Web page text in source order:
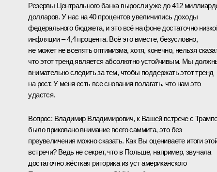
Резервы Центрального банка выросли уже до 412
долларов. У нас на 40 процентов увеличились доходы
федерального бюджета, и это всё на фоне достаточно
инфляции – 4,4 процента. Всё это вместе, безусловно,
не может не вселять оптимизма, хотя, конечно, нельзя
что этот тренд является абсолютно устойчивым. Мы
внимательно следить за тем, чтобы поддержать этот тренд
на рост. У меня есть все снования полагать, что нам это
удастся.
Вопрос: Владимир Владимирович, к Вашей встрече с
было приковано внимание всего саммита, это без
преувеличения можно сказать. Как Вы оцениваете итоги
встречи? Ведь не секрет, что в Польше, например, звучала
достаточно жёсткая риторика из уст американского